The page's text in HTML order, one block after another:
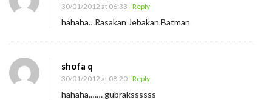
30/01/2012 at 06:33 - Reply
hahaha…Rasakan Jebakan Batman
shofa q
30/01/2012 at 08:20- Reply
hahaha,…… gubrakssssss